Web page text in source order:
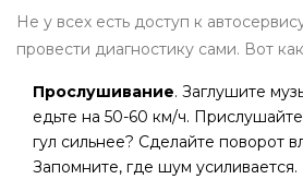
Не у всех есть доступ к
провести диагностику сами. Вот
Прослушивание. Заглушите
едьте на 50-60 км/ч.
гул сильнее? Сделайте поворот
Запомните, где шум усиливается.